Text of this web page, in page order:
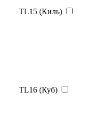
TL15 (Киль)
TL16 (Куб)